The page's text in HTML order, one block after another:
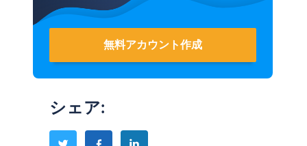
無料アカウント作成
シェア: